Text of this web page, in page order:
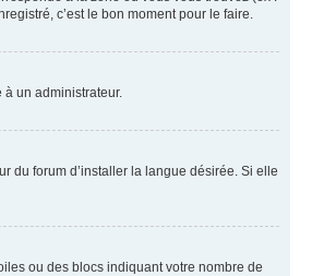
c’est le bon moment pour le faire.
à un administrateur.
du forum d’installer la langue désirée. Si elle
ou des blocs indiquant votre nombre de